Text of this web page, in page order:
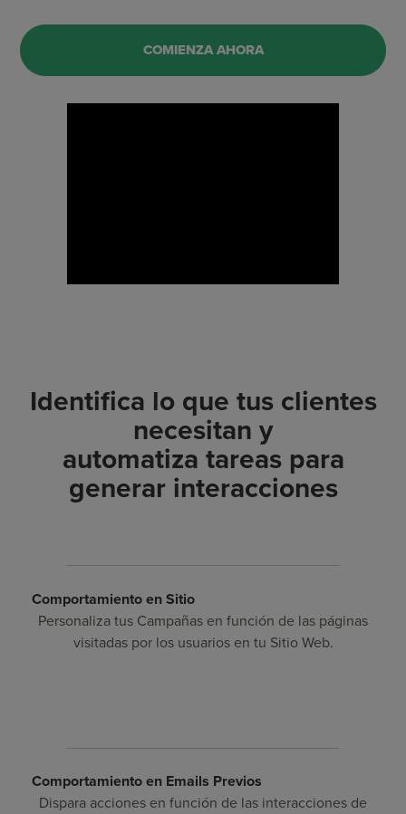
COMIENZA AHORA
Identifica lo que tus clientes
necesitan y
automatiza tareas para
generar interacciones
Comportamiento en Sitio
Personaliza tus Campañas en función de las páginas
visitadas por los usuarios en tu Sitio Web.
Comportamiento en Emails Previos
Dispara acciones en función de las interacciones de